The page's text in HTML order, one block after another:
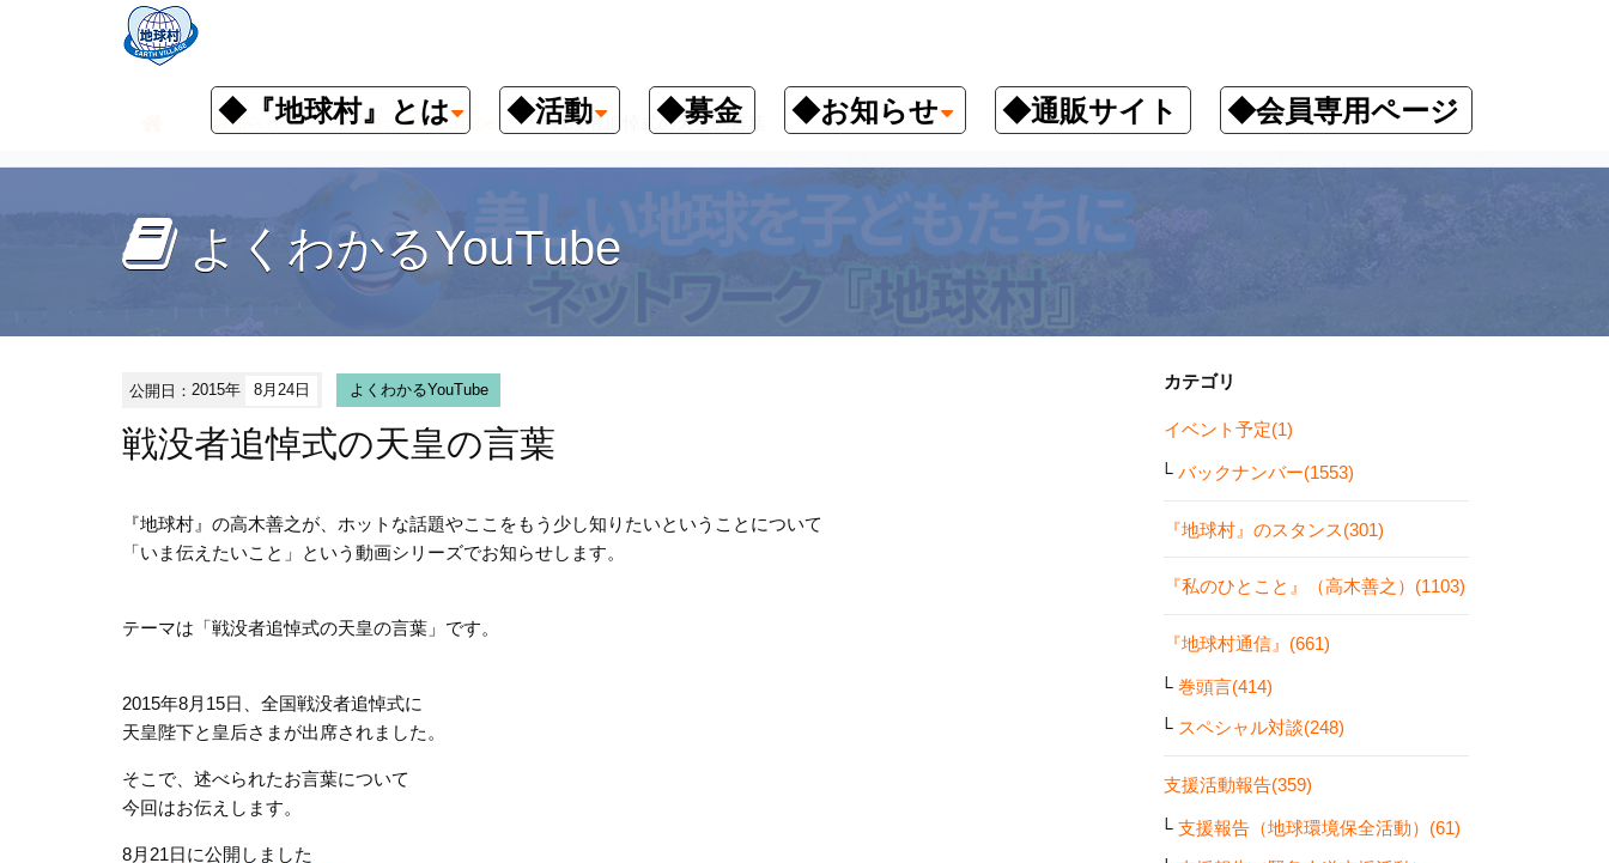
◆『地球村』とは ◆活動 ◆募金 ◆お知らせ ◆通販サイト ◆会員専用ページ
お知らせ よくわかるYouTube 戦没者追悼式の天皇の言葉
よくわかるYouTube
公開日：2015年 8月24日 よくわかるYouTube
戦没者追悼式の天皇の言葉
『地球村』の高木善之が、ホットな話題やここをもう少し知りたいということについて
「いま伝えたいこと」という動画シリーズでお知らせします。
テーマは「戦没者追悼式の天皇の言葉」です。
2015年8月15日、全国戦没者追悼式に
天皇陛下と皇后さまが出席されました。
そこで、述べられたお言葉について
今回はお伝えします。
8月21日に公開しました
カテゴリ
イベント予定(1)
バックナンバー(1553)
『地球村』のスタンス(301)
『私のひとこと』（高木善之）(1103)
『地球村通信』(661)
巻頭言(414)
スペシャル対談(248)
支援活動報告(359)
支援報告（地球環境保全活動）(61)